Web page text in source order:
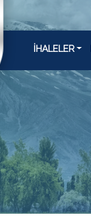
İHALELER